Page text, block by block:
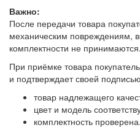
Важно:
После передачи товара
механическим повреждениям,
комплектности не принимаются.
При приёмке товара
и подтверждает своей
товар надлежащего
цвет и модель
комплектность проверена.